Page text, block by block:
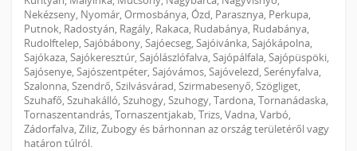
Nekézseny, Nyomár, Ormosbánya, Ózd, Parasznya, Perkupa,
Putnok, Radostyán, Ragály, Rakaca, Rudabánya, Rudabánya,
Rudolftelep, Sajóbábony, Sajóecseg, Sajóivánka, Sajókápolna,
Sajókaza, Sajókeresztúr, Sajólászlófalva, Sajópálfala, Sajópüspöki,
Sajósenye, Sajószentpéter, Sajóvámos, Sajóvelezd, Serényfalva,
Szalonna, Szendrő, Szilvásvárad, Szirmabesenyő, Szögliget,
Szuhafő, Szuhakálló, Szuhogy, Szuhogy, Tardona, Tornanádaska,
Tornaszentandrás, Tornaszentjakab, Trizs, Vadna, Varbó,
Zádorfalva, Ziliz, Zubogy és bárhonnan az ország területéről vagy
határon túlról.